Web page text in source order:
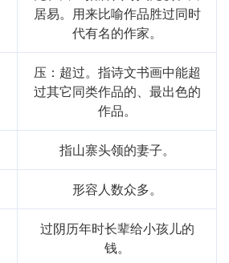
居易。用来比喻作品胜过同时
代有名的作家。
压：超过。指诗文书画中能超
过其它同类作品的、最出色的
作品。
指山寨头领的妻子。
形容人数众多。
过阴历年时长辈给小孩儿的
钱。